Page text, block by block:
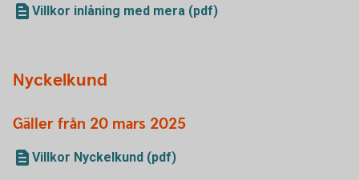
Villkor inlåning med mera (pdf)
Nyckelkund
Gäller från 20 mars 2025
Villkor Nyckelkund (pdf)